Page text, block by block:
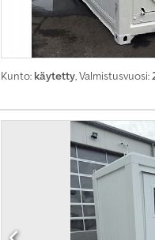
Kunto: käytetty, Valmistusvuosi: